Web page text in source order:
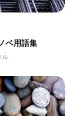
ベ用語集
ル